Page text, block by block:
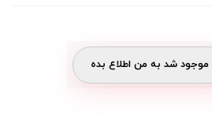
موجود شد به من اطلاع بده